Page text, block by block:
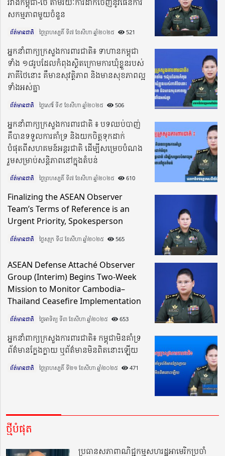
សកម្មភាពមួយចំនួន
ព័ត៌មានជាតិ ថ្ងៃព្រហស្បតិ៍ ទី៧ ខែសីហា ឆ្នាំ២០២៥​ 521
អ្នកនាំពាក្យក្រសួងការពារជាតិ៖ ទាហានកម្ពុជា
ទាំង ១៨រូបដែលកំពុងស្ថិតក្រោមការឃុំខ្លួនរបស់
ភាគីថៃនោះ គឺមានសុវត្ថិភាព និងមានសុខភាពល្អ
ទាំងអស់គ្នា
ព័ត៌មានជាតិ ថ្ងៃសៅរ៍ ទី៩ ខែសីហា ឆ្នាំ២០២៥​ 506
អ្នកនាំពាក្យក្រសួងការពារជាតិ ៖ បទឈប់បាញ់
គឺបានទទួលការគាំទ្រ និងយកចិត្តទុកដាក់
បំផុតពីសហគមន៍អន្តរជាតិ ដើម្បីសម្រេចបំណង
រួមសម្រាប់សន្តិភាពនៅក្នុងតំបន់
ព័ត៌មានជាតិ ថ្ងៃព្រហស្បតិ៍ ទី៧ ខែសីហា ឆ្នាំ២០២៥​ 610
Finalizing the ASEAN Observer
Team’s Terms of Reference is an
Urgent Priority, Spokesperson
ព័ត៌មានជាតិ ថ្ងៃសុក្រ ទី៨ ខែសីហា ឆ្នាំ២០២៥​ 565
ASEAN Defense Attaché Observer
Group (Interim) Begins Two-Week
Mission to Monitor Cambodia–
Thailand Ceasefire Implementation
ព័ត៌មានជាតិ ថ្ងៃអាទិត្យ ទី៣ ខែសីហា ឆ្នាំ២០២៥​ 653
អ្នកនាំពាក្យក្រសួងការពារជាតិ៖ កម្ពុជាមិនគាំទ្រ
ព័ត៌មានក្លែងក្លាយ ឬព័ត៌មានមិនពិតនោះឡើយ
ព័ត៌មានជាតិ ថ្ងៃព្រហស្បតិ៍ ទី២១ ខែសីហា ឆ្នាំ២០២៥​ 471
ថ្មីបំផុត
ប្រធានសភាពាណិជ្ជកម្មសហរដ្ឋអាមេរិកប្រចាំ